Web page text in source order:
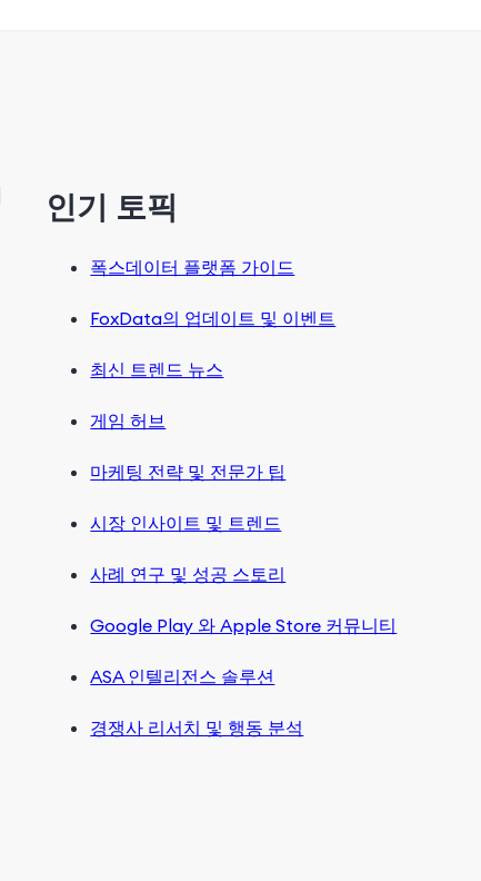
인기 토픽
폭스데이터 플랫폼 가이드
FoxData의 업데이트 및 이벤트
최신 트렌드 뉴스
게임 허브
마케팅 전략 및 전문가 팁
시장 인사이트 및 트렌드
사례 연구 및 성공 스토리
Google Play 와 Apple Store 커뮤니티
ASA 인텔리전스 솔루션
경쟁사 리서치 및 행동 분석